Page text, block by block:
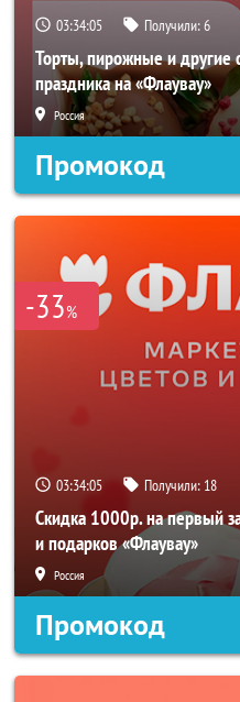
03:34:04 Получили:6
Торты, пирожные и другие
праздника на «Флаувау»
Россия
Промокод
-33%
03:34:04 Получили: 18
Скидка 1000р. на первый
и подарков «Флаувау»
Россия
Промокод